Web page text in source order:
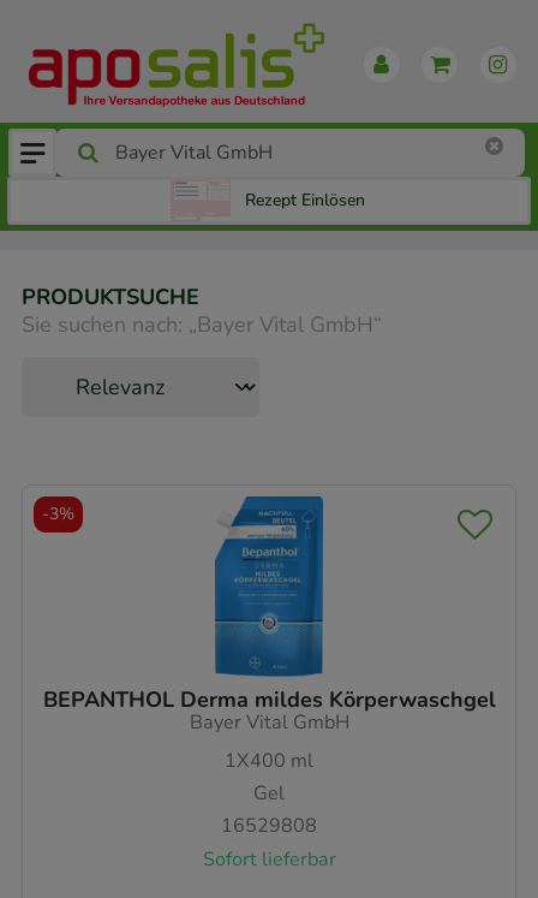
Rezept Einlösen
PRODUKTSUCHE
Sie suchen nach: „Bayer Vital GmbH“
BEPANTHOL Derma mildes Körperwaschgel
Bayer Vital GmbH
1X400 ml
Gel
16529808
Sofort lieferbar
-3%